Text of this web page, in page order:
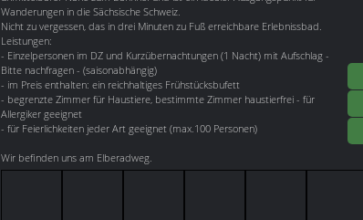
Wanderungen in die Sächsische Schweiz.
Nicht zu vergessen, das in drei Minuten zu Fuß erreichbare Erlebnissbad.
Leistungen:
- Einzelpersonen im DZ und Kurzübernachtungen (1 Nacht) mit Aufschlag -
Bitte nachfragen - (saisonabhängig)
- im Preis enthalten: ein reichhaltiges Frühstücksbufett
- begrenzte Zimmer für Haustiere, bestimmte Zimmer haustierfrei - für
Allergiker geeignet
- für Feierlichkeiten jeder Art geeignet (max.100 Personen)
Wir befinden uns am Elberadweg.